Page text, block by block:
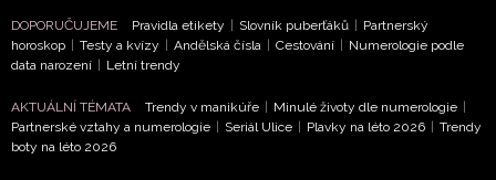
DOPORUČUJEME Pravidla etikety Slovník puberťáků
Partnerský
horoskop
Testy a kvízy Andělská čísla Cestování
Numerologie podle
data narození
Letní trendy
AKTUÁLNÍ TÉMATA Trendy v manikúře Minulé životy dle numerologie
Partnerské vztahy a numerologie
Seriál Ulice Plavky na léto 2026
Trendy
boty na léto 2026